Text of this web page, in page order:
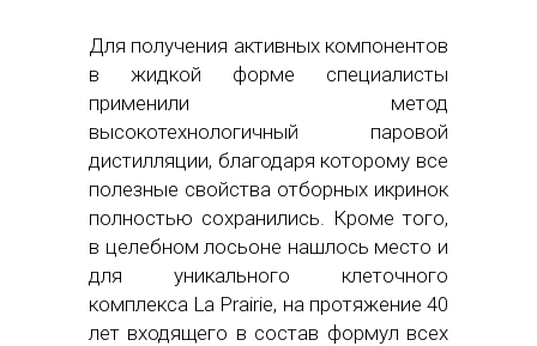
Для получения активных компонентов
в жидкой форме специалисты
применили метод
высокотехнологичный паровой
дистилляции, благодаря которому все
полезные свойства отборных икринок
полностью сохранились. Кроме того,
в целебном лосьоне нашлось место и
для уникального клеточного
комплекса La Prairie, на протяжение 40
лет входящего в состав формул всех